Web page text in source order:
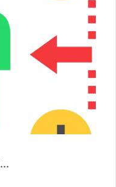
Rejane Ferreira de Oliveira Dias